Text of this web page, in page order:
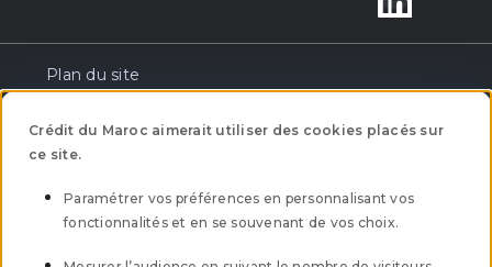
Plan du site
Réclamation
Mentions légales
Crédit du Maroc aimerait utiliser des cookies placés sur
ce site.
Paramétrer vos préférences en personnalisant vos
fonctionnalités et en se souvenant de vos choix.